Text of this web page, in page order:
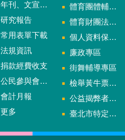
年刊、文宣及出版品
研究報告
常用表單下載
法規資訊
捐款經費收支
公民參與會議資訊
會計月報
更多
體育團體輔導訪視
體育財團法人/公益信託專區
個人資料保護專區
廉政專區
街舞輔導專區
檢舉黃牛票專區
公益揭弊者保護法專區
臺北市特定族群體適能指導證照參考名單申請認可計畫